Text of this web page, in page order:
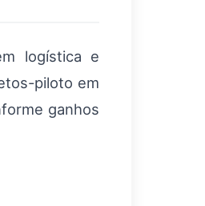
logística e
piloto em
ganhos